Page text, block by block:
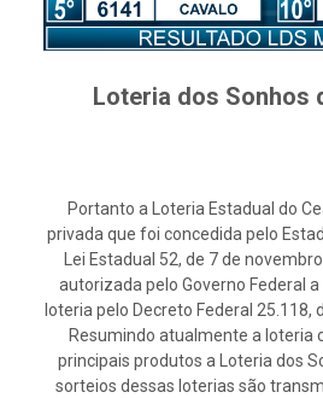
Loteria dos Sonhos
Portanto a Loteria Estadual do
privada que foi concedida pelo
Lei Estadual 52, de 7 de
autorizada pelo Governo Federal
loteria pelo Decreto Federal 25.118,
Resumindo atualmente a loteria
principais produtos a Loteria dos
sorteios dessas loterias são